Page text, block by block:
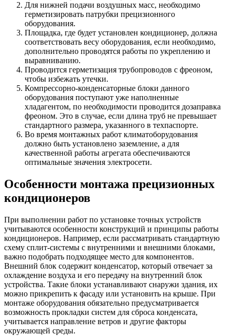
Для нижней подачи воздушных масс, необходимо
герметизировать патрубки прецизионного
оборудования.
Площадка, где будет установлен кондиционер, должна
соответствовать весу оборудования, если необходимо,
дополнительно проводятся работы по укреплению и
выравниванию.
Проводится герметизация трубопроводов с фреоном,
чтобы избежать утечки.
Компрессорно-конденсаторные блоки данного
оборудования поступают уже наполненные
хладагентом, по необходимости проводится дозаправка
фреоном. Это в случае, если длина труб не превышает
стандартного размера, указанного в техпаспорте.
Во время монтажных работ климатоборудования
должно быть установлено заземление, а для
качественной работы агрегата обеспечиваются
оптимальные значения электросети.
Особенности монтажа прецизионных
кондиционеров
При выполнении работ по установке точных устройств
учитываются особенности конструкций и принципы работы
кондиционеров. Например, если рассматривать стандартную
схему сплит-системы с внутренними и внешними блоками,
важно подобрать подходящее место для компонентов.
Внешний блок содержит конденсатор, который отвечает за
охлаждение воздуха и его передачу на внутренний блок
устройства. Такие блоки устанавливают снаружи здания, их
можно прикрепить к фасаду или установить на крыше. При
монтаже оборудования обязательно предусматривается
возможность прокладки систем для сброса конденсата,
учитывается направление ветров и другие факторы
окружающей среды.